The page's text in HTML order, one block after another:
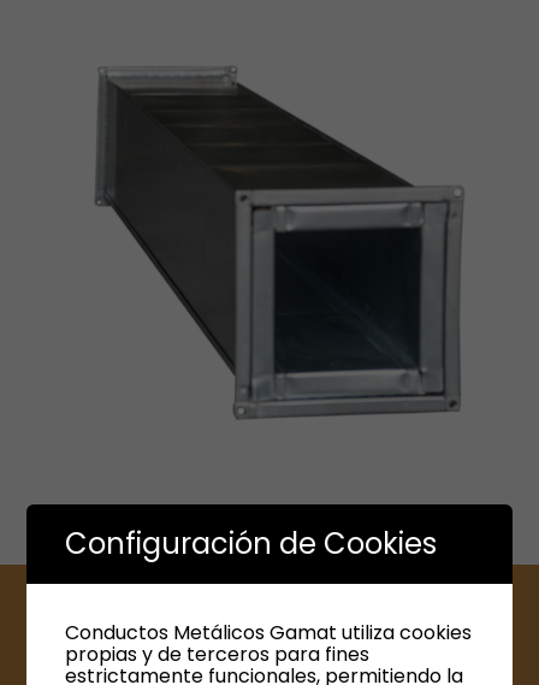
¿Cómo medir los conductos
Configuración de Cookies
Conductos Metálicos Gamat utiliza cookies
propias y de terceros para fines
estrictamente funcionales, permitiendo la